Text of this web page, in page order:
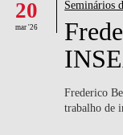
DOCENTES E
COMUNIDADE
20
mar '26
Seminários
Frederico
trabalho de